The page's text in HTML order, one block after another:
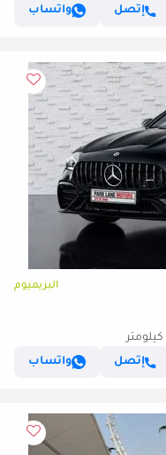
إتصل واتساب
البريميوم
إتصل
واتساب